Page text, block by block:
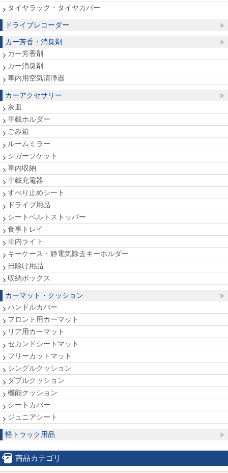
タイヤラック・タイヤカバー
ドライブレコーダー
カー芳香・消臭剤
カー芳香剤
カー消臭剤
車内用空気清浄器
カーアクセサリー
灰皿
車載ホルダー
ごみ箱
ルームミラー
シガーソケット
車内収納
車載充電器
すべり止めシート
ドライブ用品
シートベルトストッパー
食事トレイ
車内ライト
キーケース・静電気除去キーホルダー
日除け用品
収納ボックス
カーマット・クッション
ハンドルカバー
フロント用カーマット
リア用カーマット
セカンドシートマット
フリーカットマット
シングルクッション
ダブルクッション
機能クッション
シートカバー
ジュニアシート
軽トラック用品
商品カテゴリ